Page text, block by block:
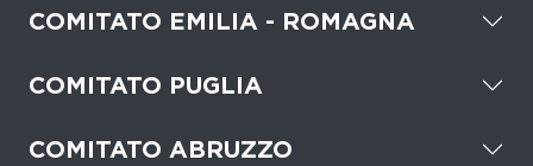
COMITATO EMILIA - ROMAGNA
COMITATO PUGLIA
COMITATO ABRUZZO